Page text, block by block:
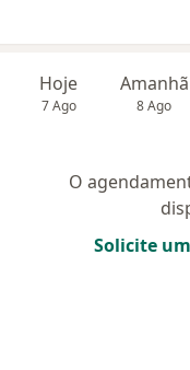
Hoje
7 Ago
Amanhã
8 Ago
O
Solicite